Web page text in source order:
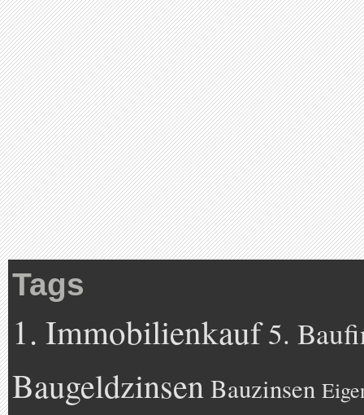
Tags
1. Immobilienkauf5.
BaugeldzinsenBauzinsen